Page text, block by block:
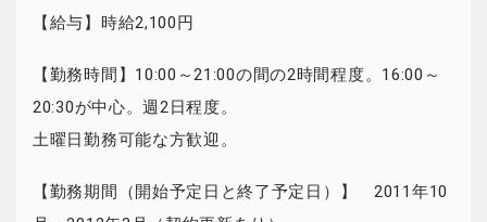
【給与】時給2,100円
【勤務時間】10:00～21:00の間の2時間程度。16:00～
20:30が中心。週2日程度。
土曜日勤務可能な方歓迎。
【勤務期間（開始予定日と終了予定日）】 2011年10